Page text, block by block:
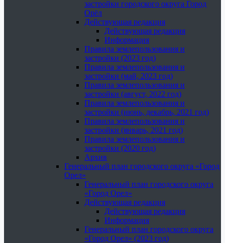
застройки городского округа Город
Орёл
Действующая редакция
Действующая редакция
Информация
Правила землепользования и
застройки (2023 год)
Правила землепользования и
застройки (май, 2023 год)
Правила землепользования и
застройки (август, 2022 год)
Правила землепользования и
застройки (июнь, декабрь, 2021 год)
Правила землепользования и
застройки (январь, 2021 год)
Правила землепользования и
застройки (2020 год)
Архив
Генеральный план городского округа «Город
Орел»
Генеральный план городского округа
«Город Орел»
Действующая редакция
Действующая редакция
Информация
Генеральный план городского округа
«Город Орел» (2023 год)